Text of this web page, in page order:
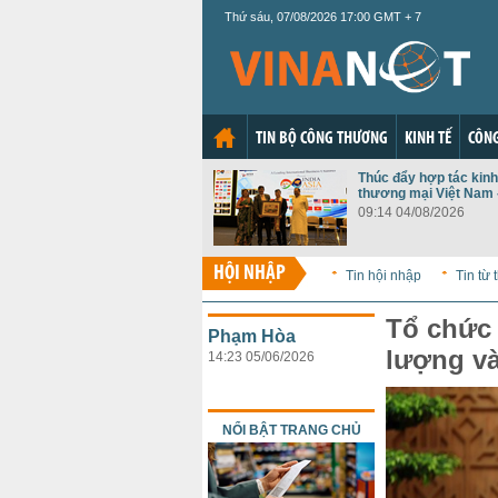
Thứ sáu, 07/08/2026 17:00 GMT + 7
TIN BỘ CÔNG THƯƠNG KINH TẾ
Thúc đẩy hợp tác
thương mại Việt Nam
09:14 04/08/2026
HỘI NHẬP Tin hội nhập Tin từ
Tổ chức
lượng
Phạm Hòa
14:23 05/06/2026
NỔI BẬT TRANG CHỦ